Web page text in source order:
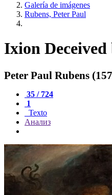
Galería de imágenes
Rubens, Peter Paul
Ixion
Peter Paul Rubens
35 / 724
1
Texto
Анализ